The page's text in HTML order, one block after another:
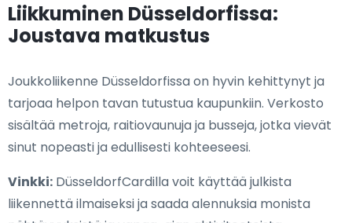
Liikkuminen Düsseldorfissa:
Joustava matkustus
Joukkoliikenne Düsseldorfissa on hyvin kehittynyt ja
tarjoaa helpon tavan tutustua kaupunkiin. Verkosto
sisältää metroja, raitiovaunuja ja busseja, jotka vievät
sinut nopeasti ja edullisesti kohteeseesi.
Vinkki: DüsseldorfCardilla voit käyttää julkista
liikennettä ilmaiseksi ja saada alennuksia monista